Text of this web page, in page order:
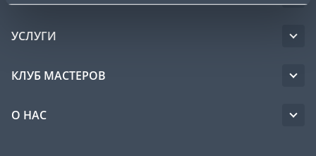
УСЛУГИ
КЛУБ МАСТЕРОВ
О НАС